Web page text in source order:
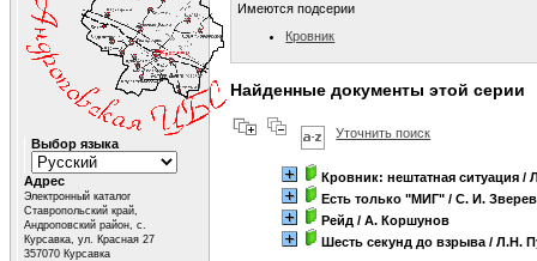
Имеются подсерии
Кровник
Найденные документы этой серии
Уточнить поиск
Кровник: нештатная ситуация /
Есть только "МИГ" / С. И. Зверев
Рейд / А. Коршунов
Шесть секунд до взрыва / Л.Н.
Выбор языка
Адрес
Электронный каталог
Ставропольский край,
Андроповский район, с.
Курсавка, ул. Красная 27
357070 Курсавка